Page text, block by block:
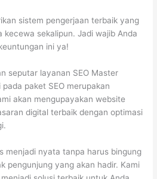
sistem pengerjaan terbaik yang
kecewa sekalipun. Jadi wajib Anda
ini ya!
seputar layanan SEO Master
paket SEO merupakan
akan mengupayakan website
digital terbaik dengan optimasi
menjadi nyata tanpa harus bingung
pengunjung yang akan hadir. Kami